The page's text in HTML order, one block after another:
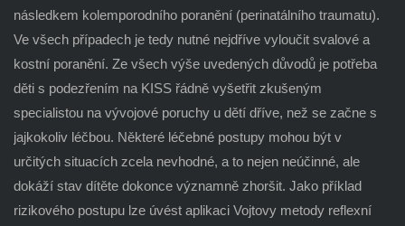
následkem kolemporodního poranění (perinatálního traumatu).
Ve všech případech je tedy nutné nejdříve vyloučit svalové a
kostní poranění. Ze všech výše uvedených důvodů je potřeba
děti s podezřením na KISS řádně vyšetřit zkušeným
specialistou na vývojové poruchy u dětí dříve, než se začne s
jajkokoliv léčbou. Některé léčebné postupy mohou být v
určitých situacích zcela nevhodné, a to nejen neúčinné, ale
dokáží stav dítěte dokonce významně zhoršit. Jako příklad
rizikového postupu lze úvést aplikaci Vojtovy metody reflexní